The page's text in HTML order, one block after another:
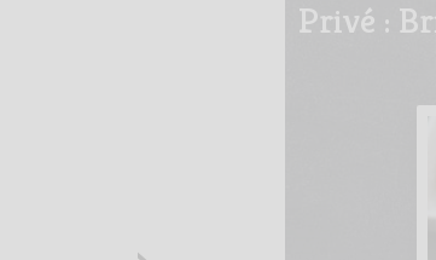
Privé :